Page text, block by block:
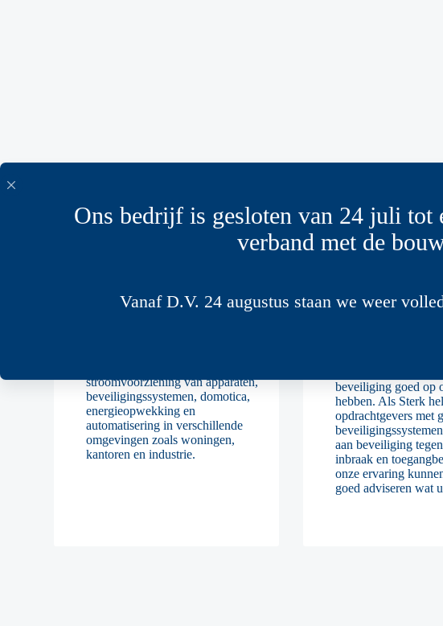
Ons bedrijf is gesloten van 24 juli tot
verband met de
Vanaf D.V. 24 augustus staan we weer
stroomvoorziening van apparaten,
beveiligingssystemen, domotica,
energieopwekking en
automatisering in verschillende
omgevingen zoals woningen,
kantoren en industrie.
beveiliging goed op
hebben. Als Sterk
opdrachtgevers met
aan beveiliging
inbraak en
onze ervaring
goed adviseren wat